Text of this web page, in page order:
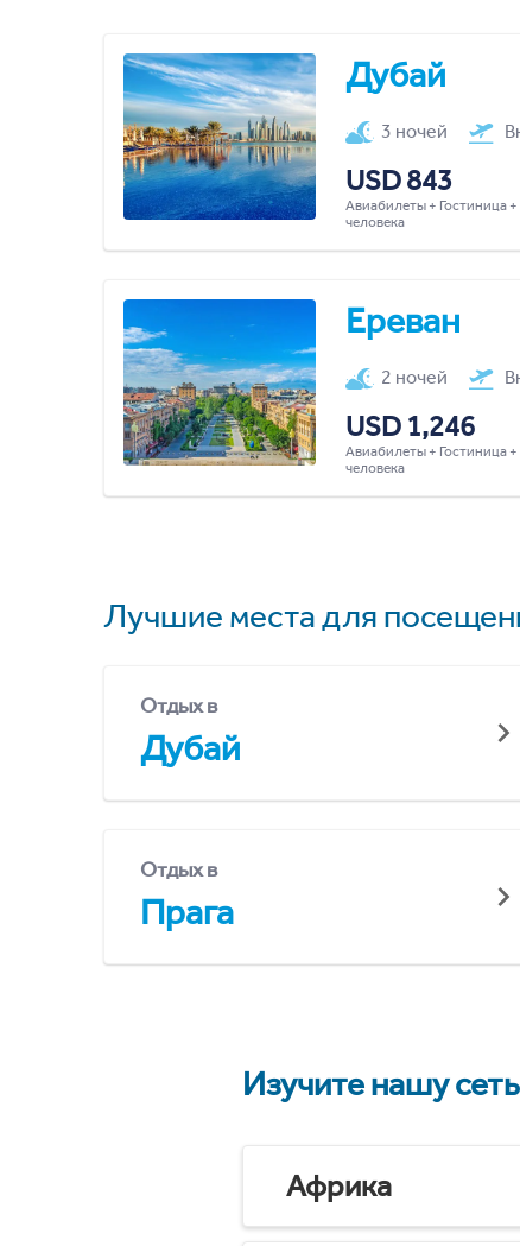
Дубай
3 ночей
USD 843
Авиабилеты + Гостиница
человека
Ереван
2 ночей
USD 1,246
Авиабилеты + Гостиница
человека
Лучшие места для
Отдых в
Дубай
Отдых в
Прага
Изучите нашу
Африка